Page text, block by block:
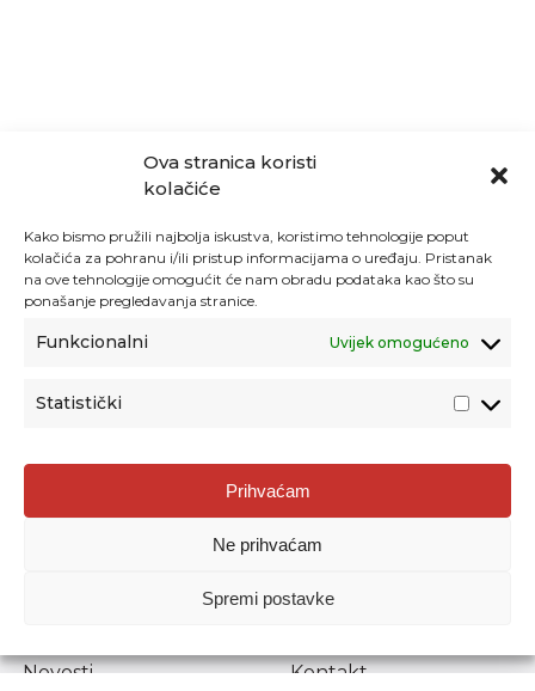
Ova stranica koristi
kolačiće
Kako bismo pružili najbolja iskustva, koristimo tehnologije poput
kolačića za pohranu i/ili pristup informacijama o uređaju. Pristanak
na ove tehnologije omogućit će nam obradu podataka kao što su
ponašanje pregledavanja stranice.
Funkcionalni Uvijek omogućeno
Statistički
Prihvaćam
Ne prihvaćam
Spremi postavke
Agencija za odgoj i obrazovanje
Donje Svetice 38, 10000 Zagreb
1778129
Prenošenje sadržaja dopušteno je uz navođenje izvora.
Novosti Kontakt